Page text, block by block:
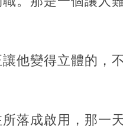
他變得立體的，
落成啟用，那一